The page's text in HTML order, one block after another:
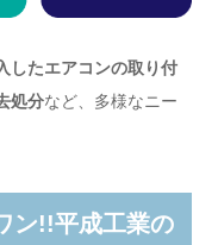
したエアコンの取り付
処分など、多様なニー
ン!!平成工業の